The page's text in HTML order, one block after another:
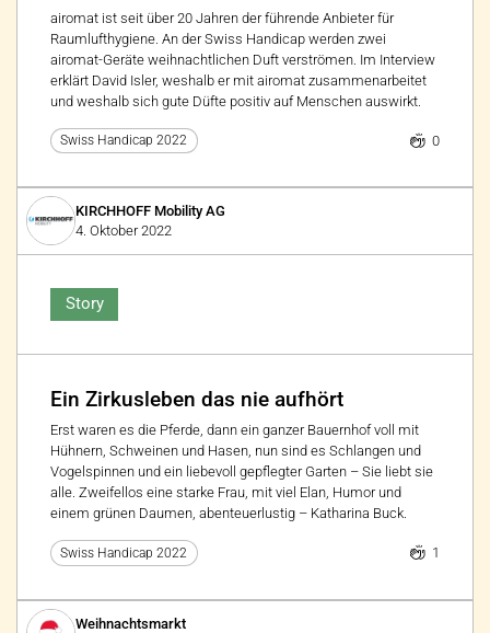
airomat ist seit über 20 Jahren der führende Anbieter für
Raumlufthygiene. An der Swiss Handicap werden zwei
airomat-Geräte weihnachtlichen Duft verströmen. Im Interview
erklärt David Isler, weshalb er mit airomat zusammenarbeitet
und weshalb sich gute Düfte positiv auf Menschen auswirkt.
Swiss Handicap 2022 0
KIRCHHOFF Mobility AG
4. Oktober 2022
Story
Ein Zirkusleben das nie aufhört
Erst waren es die Pferde, dann ein ganzer Bauernhof voll mit
Hühnern, Schweinen und Hasen, nun sind es Schlangen und
Vogelspinnen und ein liebevoll gepflegter Garten – Sie liebt sie
alle. Zweifellos eine starke Frau, mit viel Elan, Humor und
einem grünen Daumen, abenteuerlustig – Katharina Buck.
Swiss Handicap 2022 1
Weihnachtsmarkt